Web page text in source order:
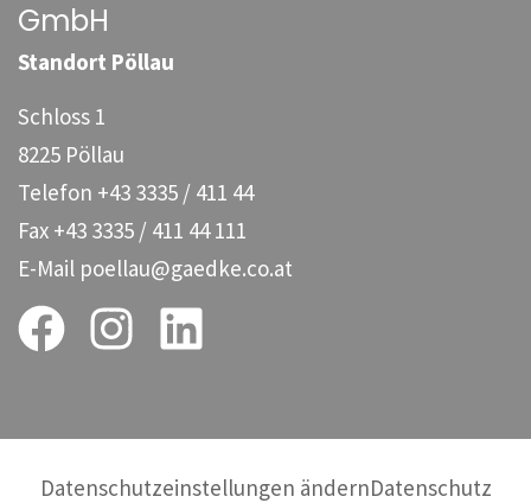
GmbH
Standort Pöllau
Schloss 1
8225 Pöllau
Telefon +43 3335 / 411 44
Fax +43 3335 / 411 44 111
E-Mail poellau@gaedke.co.at
Datenschutzeinstellungen ändernDatenschutz